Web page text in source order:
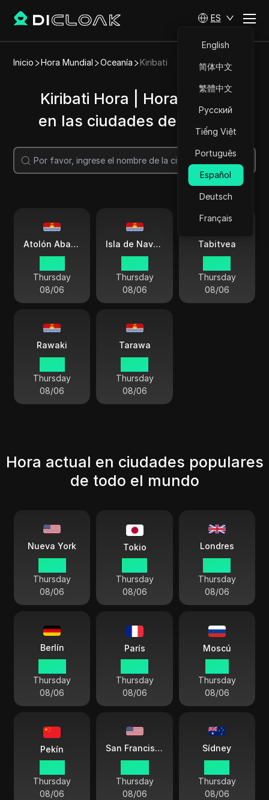
ES
English
简体中文
繁體中文
Русский
Tiếng Việt
Português
Español
Deutsch
Français
Inicio Hora Mundial Oceanía Kiribati
Kiribati Hora | Hora actual
en las ciudades de Kiribati
Buscar
Atolón Abari Linga
Thursday
08/06
Isla de Navidad
Thursday
08/06
Tabitvea
Thursday
08/06
Rawaki
Thursday
08/06
Tarawa
Thursday
08/06
Hora actual en ciudades populares
de todo el mundo
Nueva York
Thursday
08/06
Tokio
Thursday
08/06
Londres
Thursday
08/06
Berlín
Thursday
08/06
París
Thursday
08/06
Moscú
Thursday
08/06
Pekín
Thursday
08/06
San Francisco
Thursday
08/06
Sídney
Thursday
08/06